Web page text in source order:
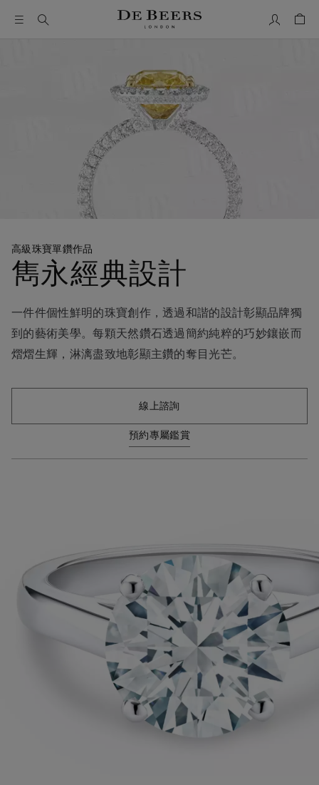
高級珠寶單鑽作品
雋永經典設計
一件件個性鮮明的珠寶創作，透過和諧的設計彰顯品牌獨
到的藝術美學。每顆天然鑽石透過簡約純粹的巧妙鑲嵌而
熠熠生輝，淋漓盡致地彰顯主鑽的奪目光芒。
線上諮詢
預約專屬鑑賞